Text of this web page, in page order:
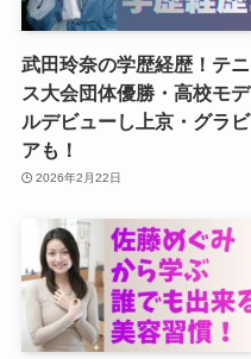
武田玲奈の学歴経歴！テニ
ス大会団体優勝・高校モデ
ルデビューし上京・グラビ
アも！
2026年2月22日